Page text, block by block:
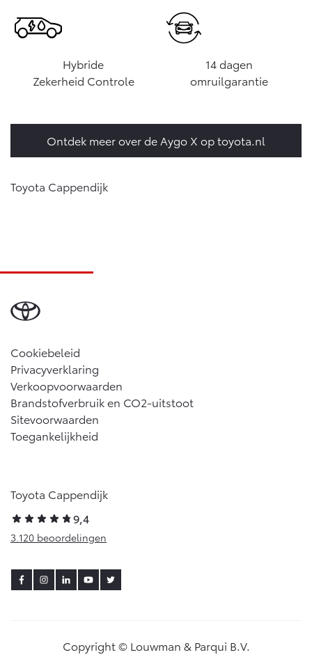
Hybride
Zekerheid Controle
14 dagen
omruilgarantie
Ontdek meer over de Aygo X op toyota.nl
Toyota Cappendijk
Cookiebeleid
Privacyverklaring
Verkoopvoorwaarden
Brandstofverbruik en CO2-uitstoot
Sitevoorwaarden
Toegankelijkheid
Toyota Cappendijk
9,4
3.120 beoordelingen
Copyright © Louwman & Parqui B.V.